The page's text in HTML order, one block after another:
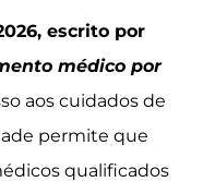
escrito por
médico por
aos cuidados de
permite que
qualificados